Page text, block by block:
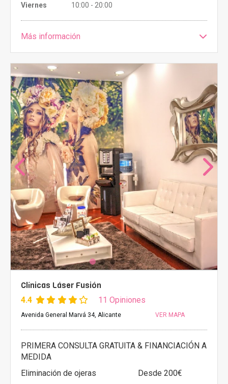
Viernes
10:00 - 20:00
Más información
Clínicas Láser Fusión
4.4 11 Opiniones
Avenida General Marvá 34, Alicante VER MAPA
PRIMERA CONSULTA GRATUITA & FINANCIACIÓN A
MEDIDA
Eliminación de ojeras
Desde 200€